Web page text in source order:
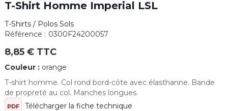
T-Shirt Homme Imperial LSL
T-Shirts / Polos Sols
Référence : 0300F24200057
8,85 € TTC
Couleur : orange
T-shirt homme. Col rond bord-côte avec élasthanne. Bande
de propreté au col. Manches longues.
PDF Télécharger la fiche technique